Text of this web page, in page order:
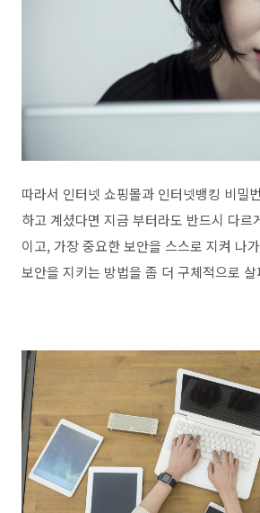
따라서 인터넷 쇼핑몰과 인터넷뱅킹 비밀
하고 계셨다면 지금 부터라도 반드시 다르
이고, 가장 중요한 보안을 스스로 지켜 나
보안을 지키는 방법을 좀 더 구체적으로